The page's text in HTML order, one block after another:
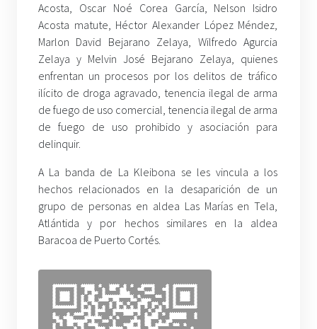
Acosta, Oscar Noé Corea García, Nelson Isidro
Acosta matute, Héctor Alexander López Méndez,
Marlon David Bejarano Zelaya, Wilfredo Agurcia
Zelaya y Melvin José Bejarano Zelaya, quienes
enfrentan un procesos por los delitos de tráfico
ilícito de droga agravado, tenencia ilegal de arma
de fuego de uso comercial, tenencia ilegal de arma
de fuego de uso prohibido y asociación para
delinquir.
A La banda de La Kleibona se les vincula a los
hechos relacionados en la desaparición de un
grupo de personas en aldea Las Marías en Tela,
Atlántida y por hechos similares en la aldea
Baracoa de Puerto Cortés.